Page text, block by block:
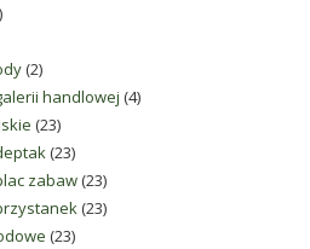
22
produkty
handlowej 44
2323
produkty
2323
produkty
zabaw 2323
produkty
2323
2323